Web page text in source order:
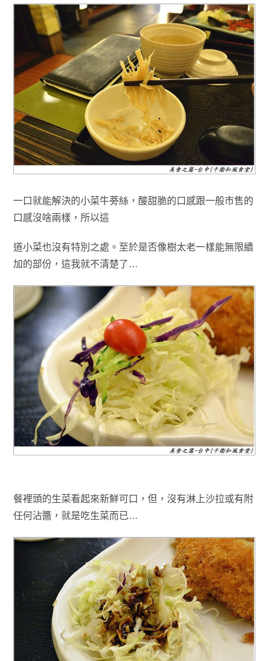
一口就能解決的小菜牛蒡絲，酸甜脆的口感跟一般市售的
口感沒啥兩樣，所以這
道小菜也沒有特別之處 。至於是否像樹太老一樣能無限續
加的部份，這我就不清楚了…
餐裡頭的生菜看起來新鮮可口，但 ，沒有淋上沙拉或有附
任何沾醬，就是吃生菜而已…